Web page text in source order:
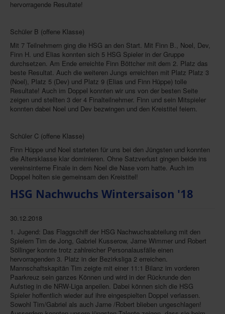
hervorragende Resultate!
Schüler B (offene Klasse)
Mit 7 Teilnehmern ging die HSG an den Start. Mit Finn B., Noel, Dev,
Finn H. und Elias konnten sich 5 HSG Spieler in der Gruppe
durchsetzen. Am Ende erreichte Finn Böttcher mit dem 2. Platz das
beste Resultat. Auch die weiteren Jungs erreichten mit Platz Platz 3
(Noel), Platz 5 (Dev) und Platz 9 (Elias und Finn Hüppe) tolle
Resultate! Auch im Doppel konnten wir uns von der besten Seite
zeigen und stellten 3 der 4 Finalteilnehmer. Finn und sein Mitspieler
konnten dabei Noel und Dev bezwingen und den Kreistitel feiern.
Schüler C (offene Klasse)
Finn Hüppe und Noel starteten für uns bei den Jüngsten und konnten
die Altersklasse klar dominieren. Ohne Satzverlust gingen beide ins
vereinsinterne Finale in dem Noel die Nase vorn hatte. Auch im
Doppel holten sie gemeinsam den Kreistitel!
HSG Nachwuchs Wintersaison '18
30.12.2018
1. Jugend: Das Flaggschiff der HSG Nachwuchsabteilung mit den
Spielern Tim de Jong, Gabriel Kusserow, Jarne Wimmer und Robert
Söllinger konnte trotz zahlreicher Personalausfälle einen
hervorragenden 3. Platz in der Bezirksliga 2 erreichen.
Mannschaftskapitän Tim zeigte mit einer 11:1 Bilanz im vorderen
Paarkreuz sein ganzes Können und wird in der Rückrunde den
Aufstieg in die NRW-Liga anpeilen. Dabei können sich die HSG
Spieler hoffentlich wieder auf ihre eingespielten Doppel verlassen.
Sowohl Tim/Gabriel als auch Jarne /Robert blieben ungeschlagen!